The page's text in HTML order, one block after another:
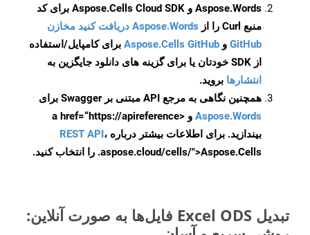
Aspose.Words و Aspose.Cells Cloud SDK برای کد
منبع Curl را از
Aspose.Words دریافت کنید مخازن
GitHub و Aspose.Cells GitHub برای کامپایل/استفاده
از SDK خودتان یا برای گزینه های دانلود جایگزین به
انتشارها بروید.
همچنین نگاهی به مرجع API مبتنی بر Swagger برای
Aspose.Words
و <a href=“https://apireference
بیندازید. برای اطلاعات بیشتر درباره REST API،
.aspose.cloud/cells/">Aspose.Cells را انتخاب کنید.
تبدیل Excel ODS فایل‌ها به صورت آنلاین: